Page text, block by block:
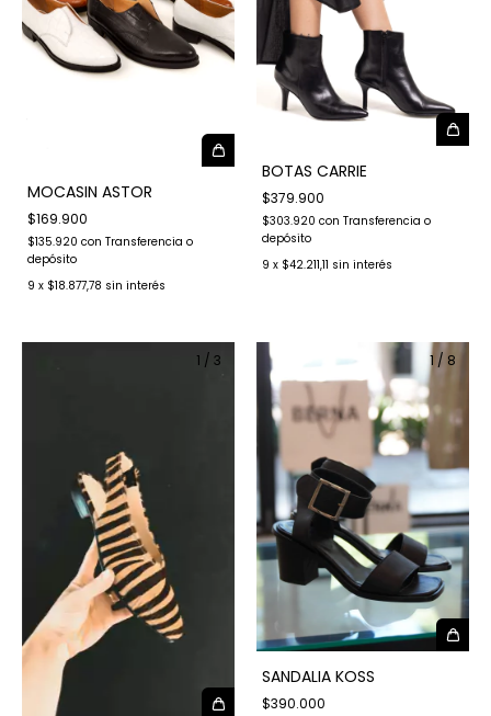
MOCASIN ASTOR
$169.900
$135.920 con Transferencia o
depósito
9 x $18.877,78 sin interés
BOTAS CARRIE
$379.900
$303.920 con Transferencia o
depósito
9 x $42.211,11 sin interés
1 / 3 1 / 8
SANDALIA KOSS
$390.000